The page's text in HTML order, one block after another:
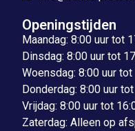
Openingstijden
Maandag: 8:00 uur tot
Dinsdag: 8:00 uur tot
Woensdag: 8:00 uur tot
Donderdag: 8:00 uur
Vrijdag: 8:00 uur tot
Zaterdag: Alleen op